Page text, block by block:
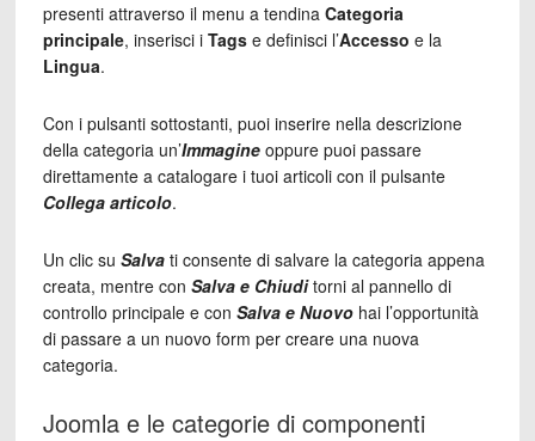
presenti attraverso il menu a tendina Categoria
principale, inserisci i Tagse definisci l’Accesso e la
Lingua.
Con i pulsanti sottostanti, puoi inserire nella descrizione
della categoria un’Immagineoppure puoi passare
direttamente a catalogare i tuoi articoli con il pulsante
Collega articolo.
Un clic su Salvati consente di salvare la categoria appena
creata, mentre con Salva e Chiuditorni al pannello di
controllo principale e con Salva e Nuovohai l’opportunità
di passare a un nuovo form per creare una nuova
categoria.
Joomla e le categorie di componenti